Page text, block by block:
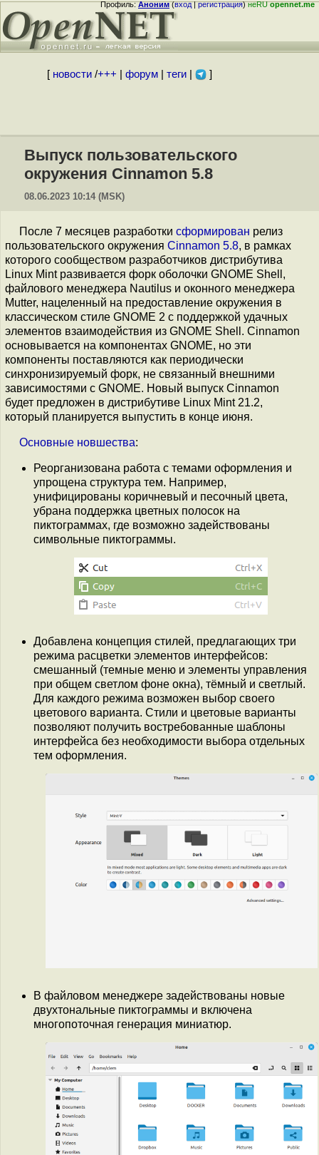
Профиль:Аноним(вход|регистрация)неRUopennet.me
[ новости/+++ форум| теги| ]
Выпуск пользовательского
окружения Cinnamon 5.8
08.06.2023 10:14 (MSK)
После 7 месяцев разработки сформирован релиз
пользовательского окружения Cinnamon 5.8, в рамках
которого сообществом разработчиков дистрибутива
Linux Mint развивается форк оболочки GNOME Shell,
файлового менеджера Nautilus и оконного менеджера
Mutter, нацеленный на предоставление окружения в
классическом стиле GNOME 2 с поддержкой удачных
элементов взаимодействия из GNOME Shell. Cinnamon
основывается на компонентах GNOME, но эти
компоненты поставляются как периодически
синхронизируемый форк, не связанный внешними
зависимостями с GNOME. Новый выпуск Cinnamon
будет предложен в дистрибутиве Linux Mint 21.2,
который планируется выпустить в конце июня.
Основные новшества:
Реорганизована работа с темами оформления и
упрощена структура тем. Например,
унифицированы коричневый и песочный цвета,
убрана поддержка цветных полосок на
пиктограммах, где возможно задействованы
символьные пиктограммы.
Добавлена концепция стилей, предлагающих три
режима расцветки элементов интерфейсов:
смешанный (темные меню и элементы управления
при общем светлом фоне окна), тёмный и светлый.
Для каждого режима возможен выбор своего
цветового варианта. Стили и цветовые варианты
позволяют получить востребованные шаблоны
интерфейса без необходимости выбора отдельных
тем оформления.
В файловом менеджере задействованы новые
двухтональные пиктограммы и включена
многопоточная генерация миниатюр.